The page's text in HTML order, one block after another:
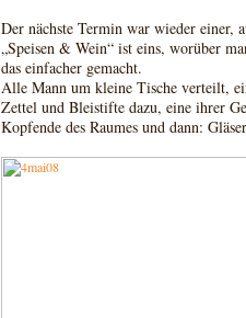
Der nächste Termin war wieder einer,
„Speisen & Wein“ ist eins, worüber
das einfacher gemacht.
Alle Mann um kleine Tische verteilt,
Zettel und Bleistifte dazu, eine ihrer
Kopfende des Raumes und dann: